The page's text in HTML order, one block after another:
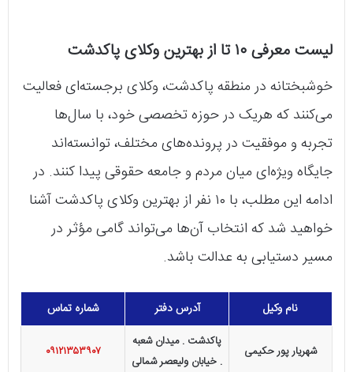
لیست معرفی ۱۰ تا از بهترین وکلای پاکدشت
خوشبختانه در منطقه پاکدشت، وکلای برجسته‌ای فعالیت
می‌کنند که هریک در حوزه تخصصی خود، با سال‌ها
تجربه و موفقیت در پرونده‌های مختلف، توانسته‌اند
جایگاه ویژه‌ای میان مردم و جامعه حقوقی پیدا کنند. در
ادامه این مطلب، با ۱۰ نفر از بهترین وکلای پاکدشت آشنا
خواهید شد که انتخاب آن‌ها می‌تواند گامی مؤثر در
مسیر دستیابی به عدالت باشد.
نام وکیل آدرس دفتر شماره تماس
شهریار پور حکیمی
پاکدشت . میدان شعبه
. خیابان ولیعصر شمالی
۰۹۱۲۱۳۵۳۹۰۷